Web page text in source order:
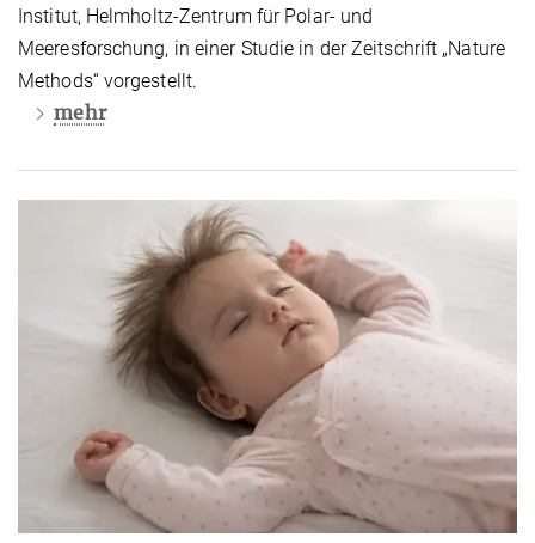
Institut, Helmholtz-Zentrum für Polar- und
Meeresforschung, in einer Studie in der Zeitschrift „Nature
Methods“ vorgestellt.
mehr